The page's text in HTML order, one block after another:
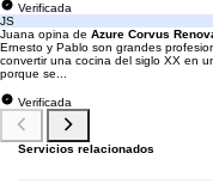
Verificada
JS
Juana opina de Azure Corvus
Ernesto y Pablo son grandes
convertir una cocina del siglo XX en
porque se...
Verificada
Servicios relacionados